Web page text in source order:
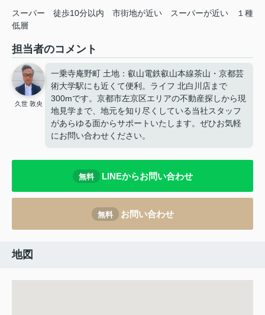
スーパー 徒歩10分以内 市街地が近い スーパーが近い
１種
低層
担当者のコメント
久世 敦央
一乗寺庵野町 土地：叡山電鉄叡山本線茶山・京都芸
術大学駅にも近くて便利。ライフ 北白川店まで
300mです。京都市左京区エリアの不動産探しから現
地見学まで、地元を知り尽くしている当社スタッフ
があらゆる面からサポートいたします。ぜひお気軽
にお問い合わせください。
無料 LINEからお問い合わせ
無料 お問い合わせ
地図